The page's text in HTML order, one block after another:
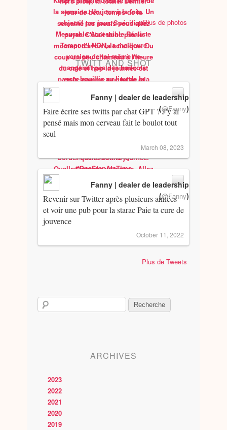
Plus de photos
TWITT AND SHOT
Faire écrire ses twitts par chat GPT ? J’y ai
pensé mais mon cerveau fait le boulot tout
seul
Fanny | dealer de leadership
(@Fanny)
March 08, 2023
Revenir sur Twitter après plusieurs années
et voir une pub pour la starac Paie ta cure de
jouvence
Fanny | dealer de leadership
(@Fanny)
October 11, 2022
Plus de Tweets
ARCHIVES
2023
2022
2021
2020
2019